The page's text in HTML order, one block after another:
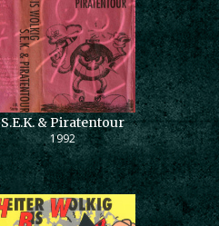
S.E.K. & Piratentour
1992